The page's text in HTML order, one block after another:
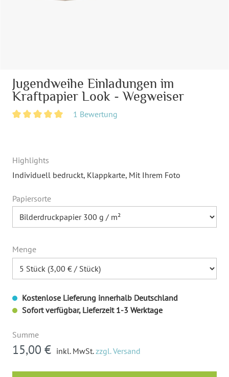
Jugendweihe Einladungen im
Kraftpapier Look - Wegweiser
1 Bewertung
Highlights
Individuell bedruckt, Klappkarte, Mit Ihrem Foto
Papiersorte
Menge
Kostenlose Lieferung innerhalb Deutschland
Sofort verfügbar, Lieferzeit 1-3 Werktage
Summe
15,00 € inkl. MwSt.zzgl. Versand